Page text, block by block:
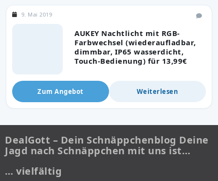
AUKEY Nachtlicht mit RGB-
Farbwechsel (wiederaufladbar,
dimmbar, IP65 wasserdicht,
Touch-Bedienung) für 13,99€
9. Mai 2019
Zum Angebot Weiterlesen
DealGott – Dein Schnäppchenblog Deine
Jagd nach Schnäppchen mit uns ist…
… vielfältig